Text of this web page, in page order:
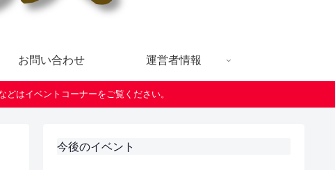
お問い合わせ 運営者情報
はイベントコーナーをご覧ください。
今後のイベント